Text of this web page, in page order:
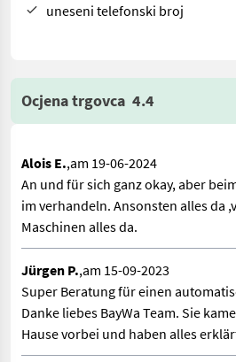
uneseni telefonski broj
Ocjena trgovca 4.4
Alois E.,am 19-06-2024
An und für sich ganz okay, aber
im verhandeln. Ansonsten alles da
Maschinen alles da.
Jürgen P.,am 15-09-2023
Super Beratung für einen
Danke liebes BayWa Team. Sie
Hause vorbei und haben alles